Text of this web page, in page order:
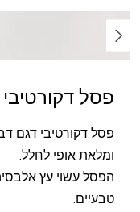
פסל דקורטיבי
פסל דקורטיבי דגם
ומלאת אופי לחלל.
הפסל עשוי עץ
טבעיים.